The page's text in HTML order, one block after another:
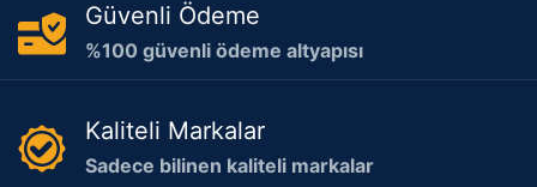
Güvenli Ödeme
%100 güvenli ödeme altyapısı
Kaliteli Markalar
Sadece bilinen kaliteli markalar